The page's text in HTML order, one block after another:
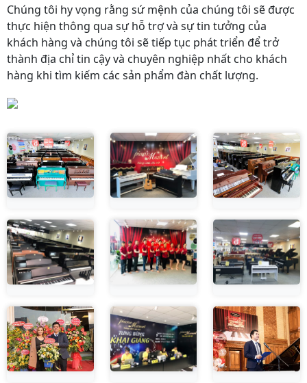
Chúng tôi hy vọng rằng sứ mệnh của chúng tôi sẽ được
thực hiện thông qua sự hỗ trợ và sự tin tưởng của
khách hàng và chúng tôi sẽ tiếp tục phát triển để trở
thành địa chỉ tin cậy và chuyên nghiệp nhất cho khách
hàng khi tìm kiếm các sản phẩm đàn chất lượng.